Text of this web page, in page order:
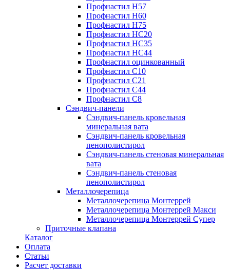
Профнастил Н57
Профнастил Н60
Профнастил Н75
Профнастил НС20
Профнастил НС35
Профнастил НС44
Профнастил оцинкованный
Профнастил С10
Профнастил С21
Профнастил С44
Профнастил С8
Сэндвич-панели
Сэндвич-панель кровельная
минеральная вата
Сэндвич-панель кровельная
пенополистирол
Сэндвич-панель стеновая минеральная
вата
Сэндвич-панель стеновая
пенополистирол
Металлочерепица
Металлочерепица Монтеррей
Металлочерепица Монтеррей Макси
Металлочерепица Монтеррей Супер
Приточные клапана
Каталог
Оплата
Статьи
Расчет доставки